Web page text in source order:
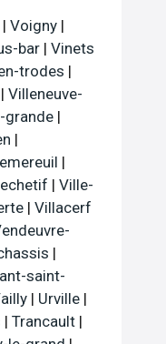
| Voigny |
bar | Vinets
trodes |
| Villeneuve-
grande |
|
|
| Ville-
| Villacerf
|
saint-
| Urville |
| Trancault |